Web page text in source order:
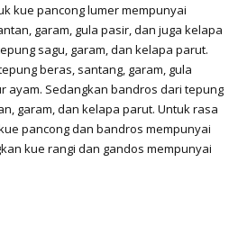
kue pancong lumermempunyai
garam, gula pasir, dan juga kelapa
sagu, garam, dan kelapa parut.
beras, santang, garam, gula
ayam. Sedangkan bandros dari tepung
garam, dan kelapa parut. Untuk rasa
pancong dan bandros mempunyai
kue rangi dan gandos mempunyai